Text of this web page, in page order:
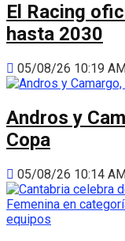
El Racing
hasta 2030
05/08/26 10:19
Andros y
Copa
05/08/26 10:14